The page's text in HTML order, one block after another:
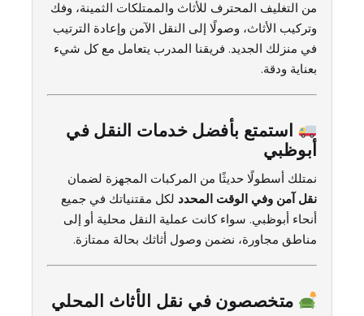
من التغليف المحترف للأثاث والممتلكات الثمينة، وفك
وتركيب الأثاث، وصولًا إلى النقل الآمن وإعادة الترتيب
في منزلك الجديد. فريقنا المدرب يتعامل مع كل شيء
بعناية ودقة.
استمتع بأفضل خدمات النقل في
أبوظبي
نمتلك أسطولًا حديثًا من المركبات المجهزة لضمان
نقل آمن وفي الوقت المحدد لكل مقتنياتك في جميع
أنحاء أبوظبي. سواء كانت عملية النقل محلية أو إلى
مناطق مجاورة، نضمن وصول أثاثك بحالة ممتازة.
متخصصون في نقل الأثاث المحلي